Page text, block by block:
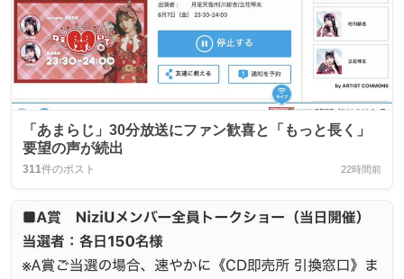
「あまらじ」30分放送にファン歓喜と「もっと長く」
要望の声が続出
311件のポスト 22時間前